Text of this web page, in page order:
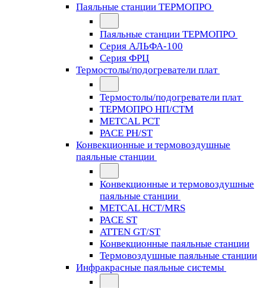
Паяльные станции ТЕРМОПРО
Паяльные станции ТЕРМОПРО
Серия АЛЬФА-100
Серия ФРЦ
Термостолы/подогреватели плат
Термостолы/подогреватели плат
ТЕРМОПРО НП/СТМ
METCAL PCT
PACE PH/ST
Конвекционные и термовоздушные
паяльные станции
Конвекционные и термовоздушные
паяльные станции
METCAL HCT/MRS
PACE ST
ATTEN GT/ST
Конвекционные паяльные станции
Термовоздушные паяльные станции
Инфракрасные паяльные системы